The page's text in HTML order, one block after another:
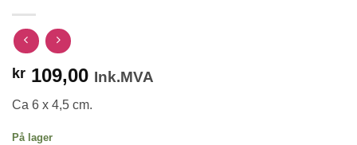
kr 109,00 Ink.MVA
Ca 6 x 4,5 cm.
På lager